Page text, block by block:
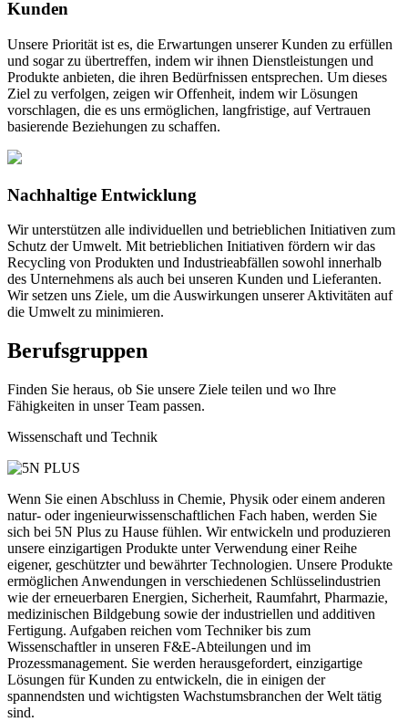
Kunden
Unsere Priorität ist es, die Erwartungen unserer Kunden zu erfüllen
und sogar zu übertreffen, indem wir ihnen Dienstleistungen und
Produkte anbieten, die ihren Bedürfnissen entsprechen. Um dieses
Ziel zu verfolgen, zeigen wir Offenheit, indem wir Lösungen
vorschlagen, die es uns ermöglichen, langfristige, auf Vertrauen
basierende Beziehungen zu schaffen.
Nachhaltige Entwicklung
Wir unterstützen alle individuellen und betrieblichen Initiativen zum
Schutz der Umwelt. Mit betrieblichen Initiativen fördern wir das
Recycling von Produkten und Industrieabfällen sowohl innerhalb
des Unternehmens als auch bei unseren Kunden und Lieferanten.
Wir setzen uns Ziele, um die Auswirkungen unserer Aktivitäten auf
die Umwelt zu minimieren.
Berufsgruppen
Finden Sie heraus, ob Sie unsere Ziele teilen und wo Ihre
Fähigkeiten in unser Team passen.
Wissenschaft und Technik
Wenn Sie einen Abschluss in Chemie, Physik oder einem anderen
natur- oder ingenieurwissenschaftlichen Fach haben, werden Sie
sich bei 5N Plus zu Hause fühlen. Wir entwickeln und produzieren
unsere einzigartigen Produkte unter Verwendung einer Reihe
eigener, geschützter und bewährter Technologien. Unsere Produkte
ermöglichen Anwendungen in verschiedenen Schlüsselindustrien
wie der erneuerbaren Energien, Sicherheit, Raumfahrt, Pharmazie,
medizinischen Bildgebung sowie der industriellen und additiven
Fertigung. Aufgaben reichen vom Techniker bis zum
Wissenschaftler in unseren F&E-Abteilungen und im
Prozessmanagement. Sie werden herausgefordert, einzigartige
Lösungen für Kunden zu entwickeln, die in einigen der
spannendsten und wichtigsten Wachstumsbranchen der Welt tätig
sind.